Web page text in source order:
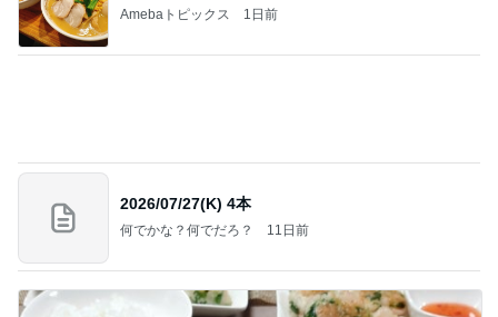
何でかな？何でだろ？ 11日前